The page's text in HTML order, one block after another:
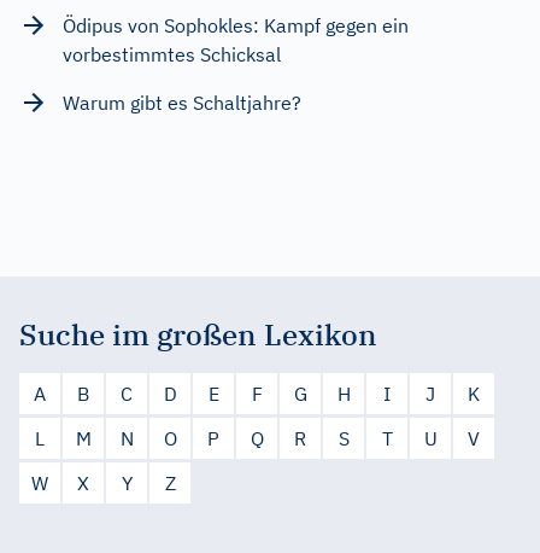
Ödipus von Sophokles: Kampf gegen ein
vorbestimmtes Schicksal
Warum gibt es Schaltjahre?
Suche im großen Lexikon
A B C D E F G H I J
K
L
M N O P Q R S T U
V
W
X Y Z